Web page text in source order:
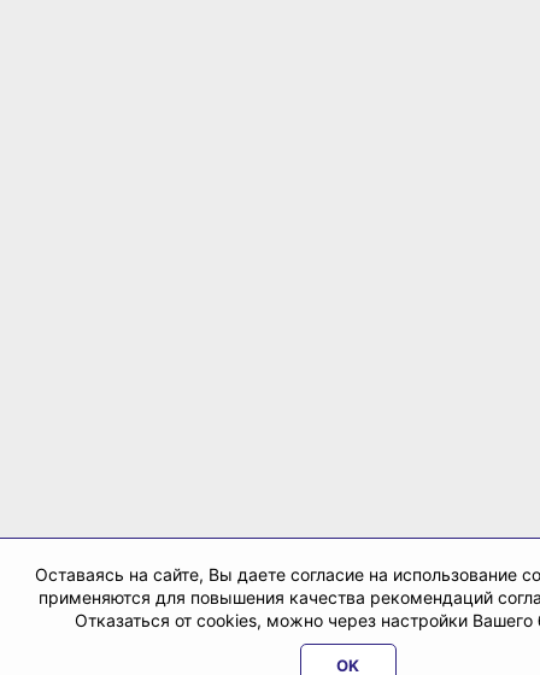
Оставаясь на сайте, Вы даете согласие на использование
применяются для повышения качества рекомендаций
Отказаться от cookies, можно через настройки Вашего
OK